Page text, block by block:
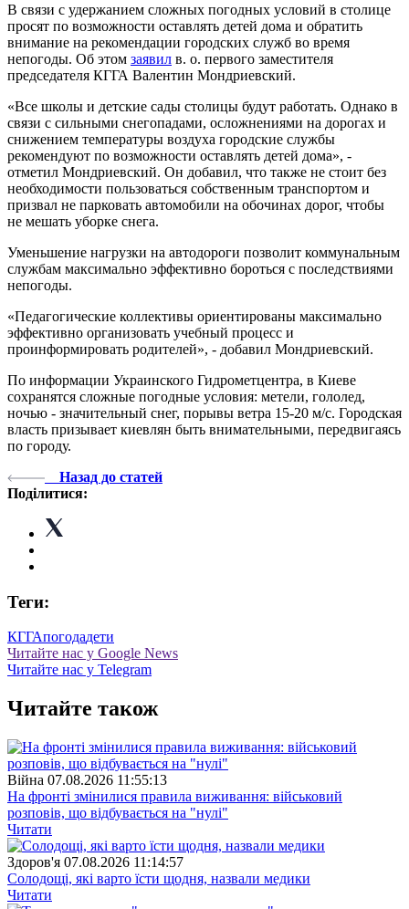
В связи с удержанием сложных погодных условий в столице
просят по возможности оставлять детей дома и обратить
внимание на рекомендации городских служб во время
непогоды. Об этом заявил в. о. первого заместителя
председателя КГГА Валентин Мондриевский.
«Все школы и детские сады столицы будут работать. Однако в
связи с сильными снегопадами, осложнениями на дорогах и
снижением температуры воздуха городские службы
рекомендуют по возможности оставлять детей дома», -
отметил Мондриевский. Он добавил, что также не стоит без
необходимости пользоваться собственным транспортом и
призвал не парковать автомобили на обочинах дорог, чтобы
не мешать уборке снега.
Уменьшение нагрузки на автодороги позволит коммунальным
службам максимально эффективно бороться с последствиями
непогоды.
«Педагогические коллективы ориентированы максимально
эффективно организовать учебный процесс и
проинформировать родителей», - добавил Мондриевский.
По информации Украинского Гидрометцентра, в Киеве
сохранятся сложные погодные условия: метели, гололед,
ночью - значительный снег, порывы ветра 15-20 м/с. Городская
власть призывает киевлян быть внимательными, передвигаясь
по городу.
Назад до статей
Поділитися:
Теги:
КГГАпогодадети
Читайте нас у Google News
Читайте нас у Telegram
Читайте також
Війна 07.08.2026 11:55:13
На фронті змінилися правила виживання: військовий
розповів, що відбувається на "нулі"
Читати
Здоров'я 07.08.2026 11:14:57
Солодощі, які варто їсти щодня, назвали медики
Читати